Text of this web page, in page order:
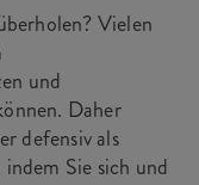
Vielen
und
Daher
defensiv als
indem Sie sich und